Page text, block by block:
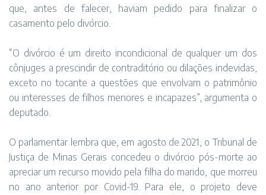
que, antes de falecer, haviam pedido para finalizar o
casamento pelo divórcio.
“O divórcio é um direito incondicional de qualquer um dos
cônjuges a prescindir de contraditório ou dilações indevidas,
exceto no tocante a questões que envolvam o patrimônio
ou interesses de filhos menores e incapazes”, argumenta o
deputado.
O parlamentar lembra que, em agosto de 2021, o Tribunal de
Justiça de Minas Gerais concedeu o divórcio pós-morte ao
apreciar um recurso movido pela filha do marido, que morreu
no ano anterior por Covid-19. Para ele, o projeto deve